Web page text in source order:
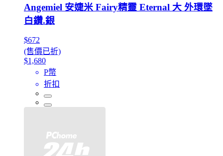
Angemiel 安婕米 Fairy精靈 Eternal 大 外環墜
白鑽.銀
$672
(售價已折)
$1,680
P幣
折扣